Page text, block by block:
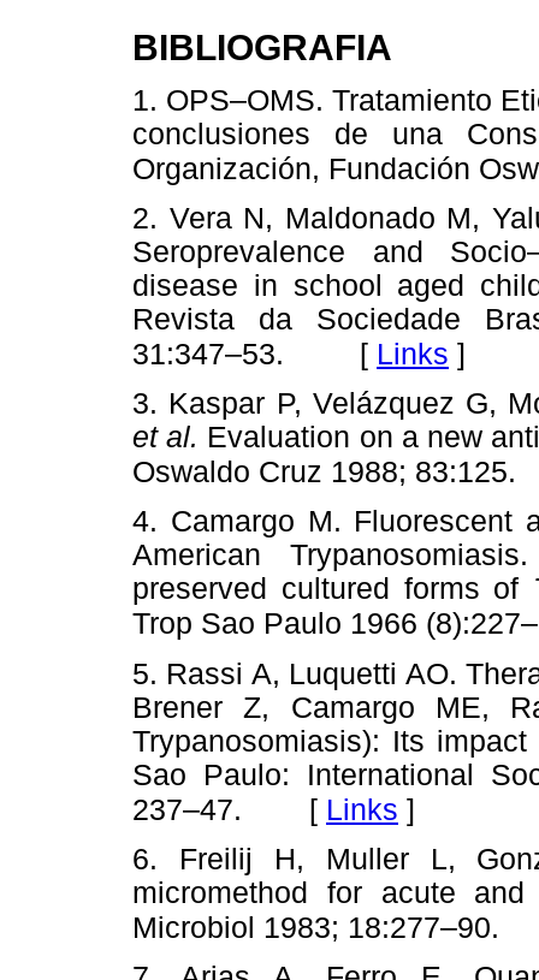
BIBLIOGRAFIA
1. OPS–OMS. Tratamiento
conclusiones de una
Organización, Fundación
2. Vera N, Maldonado M,
Seroprevalence and
disease in school aged
Revista da Sociedade
31:347–53.
[ Links ]
3. Kaspar P, Velázquez G,
et al. Evaluation on a new
Oswaldo Cruz 1988; 83:125.
4. Camargo M. Fluorescent
American
preserved cultured forms of
Trop Sao Paulo 1966
5. Rassi A, Luquetti AO.
Brener Z, Camargo ME,
Trypanosomiasis): Its
Sao Paulo: International
237–47. [ Links ]
6. Freilij H, Muller L,
micromethod for acute
Microbiol 1983; 18:277–90.